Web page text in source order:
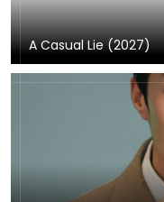
A Casual Lie (2027)